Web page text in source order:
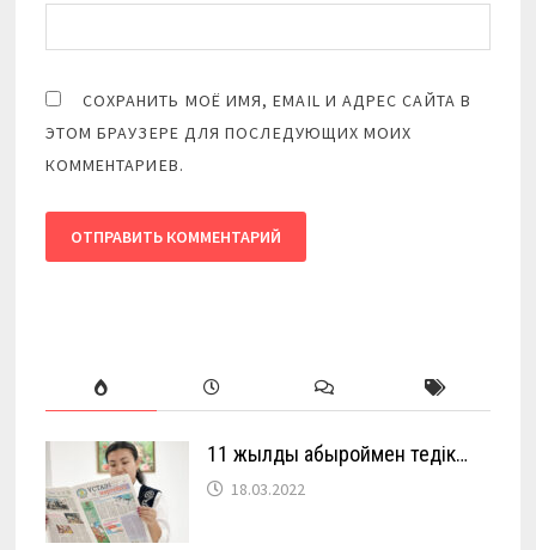
СОХРАНИТЬ МОЁ ИМЯ, EMAIL И АДРЕС САЙТА В
ЭТОМ БРАУЗЕРЕ ДЛЯ ПОСЛЕДУЮЩИХ МОИХ
КОММЕНТАРИЕВ.
11 жылды абыроймен өтедік…
18.03.2022